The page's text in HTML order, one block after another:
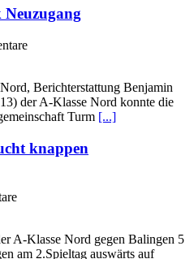
Berichterstattung Benjamin
der A-Klasse Nord konnte die
Turm [...]
knappen
A-Klasse Nord gegen Balingen 5
am 2.Spieltag auswärts auf